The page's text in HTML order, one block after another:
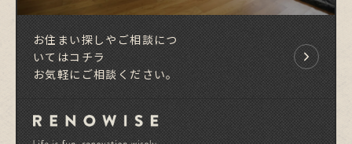
お住まい探しやご相談につ
いてはコチラ
お気軽にご相談ください。